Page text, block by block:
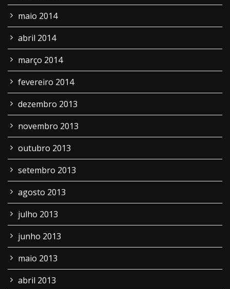
maio 2014
abril 2014
março 2014
fevereiro 2014
dezembro 2013
novembro 2013
outubro 2013
setembro 2013
agosto 2013
julho 2013
junho 2013
maio 2013
abril 2013